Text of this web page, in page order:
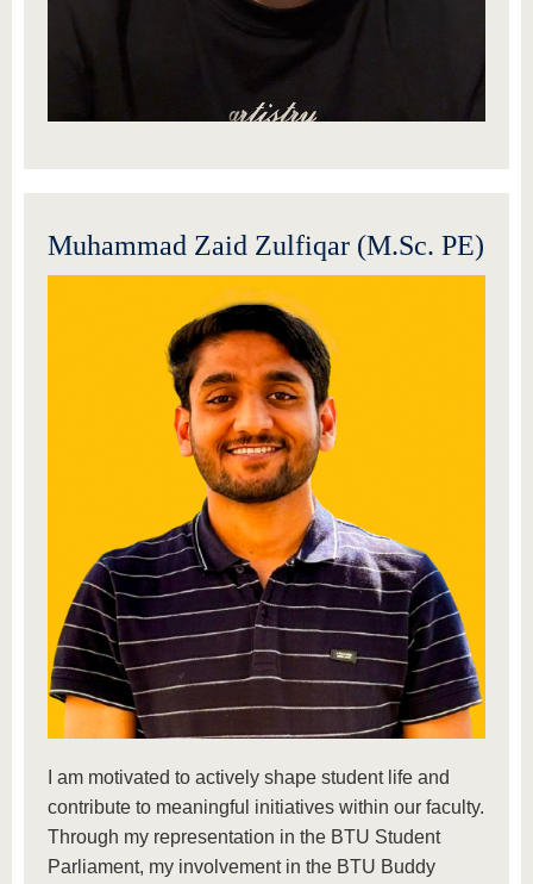
Muhammad Zaid Zulfiqar (M.Sc. PE)
I am motivated to actively shape student life and
contribute to meaningful initiatives within our faculty.
Through my representation in the BTU Student
Parliament, my involvement in the BTU Buddy